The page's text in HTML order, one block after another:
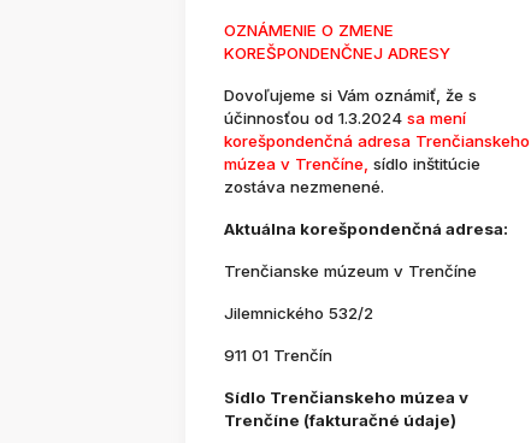
OZNÁMENIE O ZMENE
KOREŠPONDENČNEJ ADRESY
Dovoľujeme si Vám oznámiť, že s
účinnosťou od 1.3.2024 sa mení
korešpondenčná adresa Trenčianskeho
múzea v Trenčíne, sídlo inštitúcie
zostáva nezmenené.
Aktuálna korešpondenčná adresa:
Trenčianske múzeum v Trenčíne
Jilemnického 532/2
911 01 Trenčín
Sídlo Trenčianskeho múzea v
Trenčíne (fakturačné údaje)